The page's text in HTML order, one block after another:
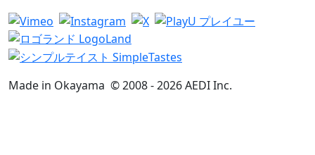
Made in Okayama © 2008 -2026AEDI Inc.